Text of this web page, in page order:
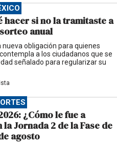
hacer si no la tramitaste a
anual
obligación para quienes
a los ciudadanos que se
señalado para regularizar su
¿Cómo le fue a
Jornada 2 de la Fase de
agosto